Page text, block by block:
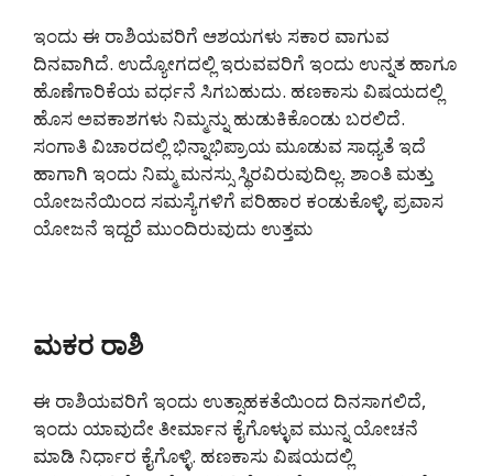
ಇಂದು ಈ ರಾಶಿಯವರಿಗೆ ಆಶಯಗಳು ಸಕಾರ ವಾಗುವ
ದಿನವಾಗಿದೆ. ಉದ್ಯೋಗದಲ್ಲಿ ಇರುವವರಿಗೆ ಇಂದು ಉನ್ನತ ಹಾಗೂ
ಹೊಣೆಗಾರಿಕೆಯ ವರ್ಧನೆ ಸಿಗಬಹುದು. ಹಣಕಾಸು ವಿಷಯದಲ್ಲಿ
ಹೊಸ ಅವಕಾಶಗಳು ನಿಮ್ಮನ್ನು ಹುಡುಕಿಕೊಂಡು ಬರಲಿದೆ.
ಸಂಗಾತಿ ವಿಚಾರದಲ್ಲಿ ಭಿನ್ನಾಭಿಪ್ರಾಯ ಮೂಡುವ ಸಾಧ್ಯತೆ ಇದೆ
ಹಾಗಾಗಿ ಇಂದು ನಿಮ್ಮ ಮನಸ್ಸು ಸ್ಥಿರವಿರುವುದಿಲ್ಲ. ಶಾಂತಿ ಮತ್ತು
ಯೋಜನೆಯಿಂದ ಸಮಸ್ಯೆಗಳಿಗೆ ಪರಿಹಾರ ಕಂಡುಕೊಳ್ಳಿ, ಪ್ರವಾಸ
ಯೋಜನೆ ಇದ್ದರೆ ಮುಂದಿರುವುದು ಉತ್ತಮ
ಮಕರ ರಾಶಿ
ಈ ರಾಶಿಯವರಿಗೆ ಇಂದು ಉತ್ಸಾಹಕತೆಯಿಂದ ದಿನಸಾಗಲಿದೆ,
ಇಂದು ಯಾವುದೇ ತೀರ್ಮಾನ ಕೈಗೊಳ್ಳುವ ಮುನ್ನ ಯೋಚನೆ
ಮಾಡಿ ನಿರ್ಧಾರ ಕೈಗೊಳ್ಳಿ. ಹಣಕಾಸು ವಿಷಯದಲ್ಲಿ